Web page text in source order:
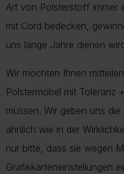
Art von Polsterstoff immer
mit Cord bedecken,
uns lange Jahre dienen
Wir möchten Ihnen
Polstermöbel mit
müssen. Wir geben uns
ähnlich wie in der
nur bitte, dass sie wegen
Grafikkarteneinstellungen